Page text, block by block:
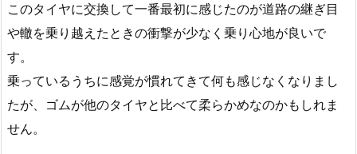
このタイヤに交換して一番最初に感じたのが道路の継ぎ目
や轍を乗り越えたときの衝撃が少なく乗り心地が良いで
す。
乗っているうちに感覚が慣れてきて何も感じなくなりまし
たが、ゴムが他のタイヤと比べて柔らかめなのかもしれま
せん。